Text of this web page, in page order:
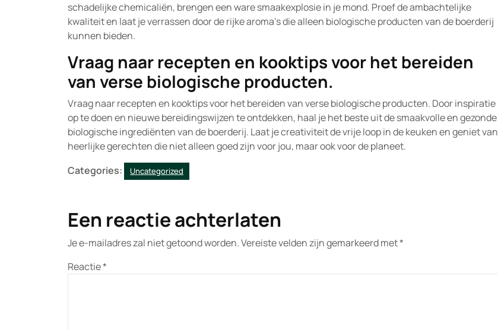
schadelijke chemicaliën, brengen een ware smaakexplosie in je mond. Proef de ambachtelijke
kwaliteit en laat je verrassen door de rijke aroma’s die alleen biologische producten van de boerderij
kunnen bieden.
Vraag naar recepten en kooktips voor het bereiden
van verse biologische producten.
Vraag naar recepten en kooktips voor het bereiden van verse biologische producten. Door inspiratie
op te doen en nieuwe bereidingswijzen te ontdekken, haal je het beste uit de smaakvolle en gezonde
biologische ingrediënten van de boerderij. Laat je creativiteit de vrije loop in de keuken en geniet van
heerlijke gerechten die niet alleen goed zijn voor jou, maar ook voor de planeet.
Categories:
Uncategorized
Een reactie achterlaten
Je e-mailadres zal niet getoond worden.Vereiste velden zijn gemarkeerd met*
Reactie*